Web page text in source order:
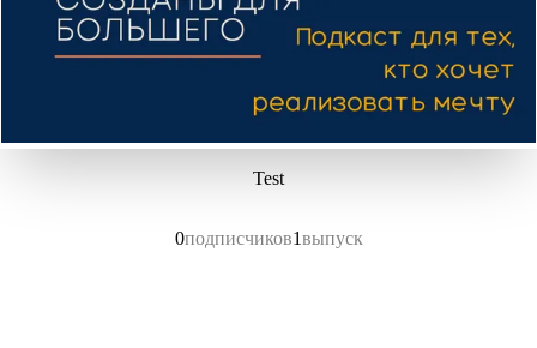
Test
0подписчиков1выпуск